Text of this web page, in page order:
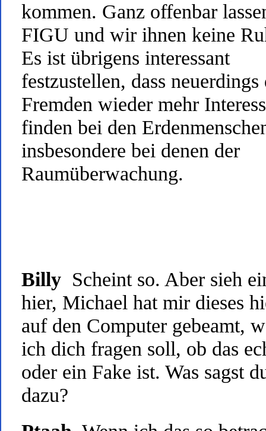
kommen. Ganz offenbar
FIGU und wir ihnen keine
Es ist übrigens interessant
festzustellen, dass neuerdings
Fremden wieder mehr
finden bei den
insbesondere bei denen der
Raumüberwachung.
Billy Scheint so. Aber sieh
hier, Michael hat mir dieses
auf den Computer gebeamt,
ich dich fragen soll, ob das
oder ein Fake ist. Was sagst
dazu?